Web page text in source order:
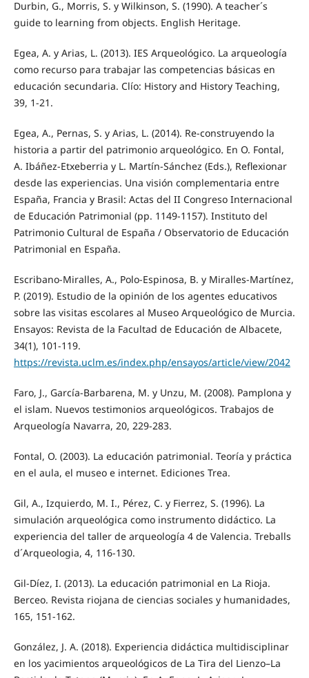
Durbin, G., Morris, S. y Wilkinson, S. (1990). A teacher´s
guide to learning from objects. English Heritage.
Egea, A. y Arias, L. (2013). IES Arqueológico. La arqueología
como recurso para trabajar las competencias básicas en
educación secundaria. Clío: History and History Teaching,
39, 1-21.
Egea, A., Pernas, S. y Arias, L. (2014). Re-construyendo la
historia a partir del patrimonio arqueológico. En O. Fontal,
A. Ibáñez-Etxeberria y L. Martín-Sánchez (Eds.), Reflexionar
desde las experiencias. Una visión complementaria entre
España, Francia y Brasil: Actas del II Congreso Internacional
de Educación Patrimonial (pp. 1149-1157). Instituto del
Patrimonio Cultural de España / Observatorio de Educación
Patrimonial en España.
Escribano-Miralles, A., Polo-Espinosa, B. y Miralles-Martínez,
P. (2019). Estudio de la opinión de los agentes educativos
sobre las visitas escolares al Museo Arqueológico de Murcia.
Ensayos: Revista de la Facultad de Educación de Albacete,
34(1), 101-119.
https://revista.uclm.es/index.php/ensayos/article/view/2042
Faro, J., García-Barbarena, M. y Unzu, M. (2008). Pamplona y
el islam. Nuevos testimonios arqueológicos. Trabajos de
Arqueología Navarra, 20, 229-283.
Fontal, O. (2003). La educación patrimonial. Teoría y práctica
en el aula, el museo e internet. Ediciones Trea.
Gil, A., Izquierdo, M. I., Pérez, C. y Fierrez, S. (1996). La
simulación arqueológica como instrumento didáctico. La
experiencia del taller de arqueología 4 de Valencia. Treballs
d´Arqueologia, 4, 116-130.
Gil-Díez, I. (2013). La educación patrimonial en La Rioja.
Berceo. Revista riojana de ciencias sociales y humanidades,
165, 151-162.
González, J. A. (2018). Experiencia didáctica multidisciplinar
en los yacimientos arqueológicos de La Tira del Lienzo–La